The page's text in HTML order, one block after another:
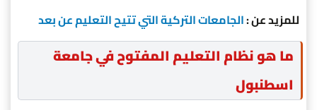
للمزيد عن :الجامعات التركية التي تتيح التعليم عن بعد
ما هو نظام التعليم المفتوح في جامعة
اسطنبول